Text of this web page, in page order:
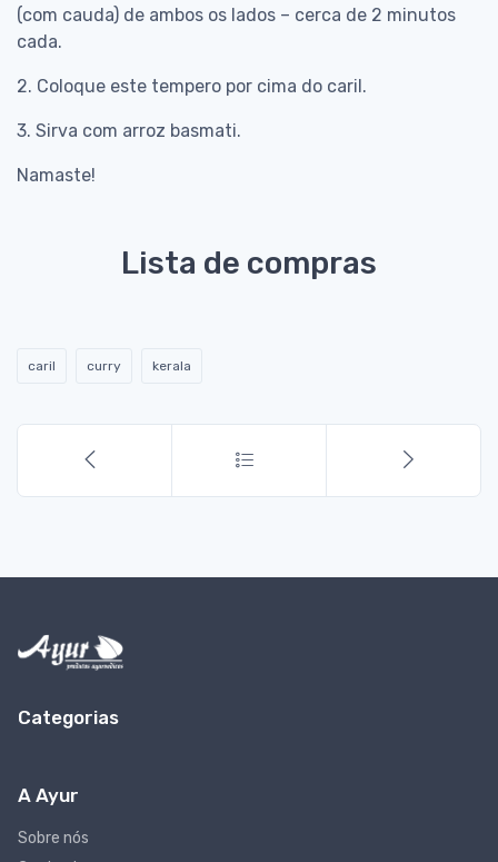
(com cauda) de ambos os lados – cerca de 2 minutos
cada.
2. Coloque este tempero por cima do caril.
3. Sirva com arroz basmati.
Namaste!
Lista de compras
caril curry kerala
Categorias
A Ayur
Sobre nós